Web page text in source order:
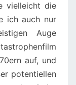
vielleicht die
ich auch nur
Auge
auf, und
potentiellen